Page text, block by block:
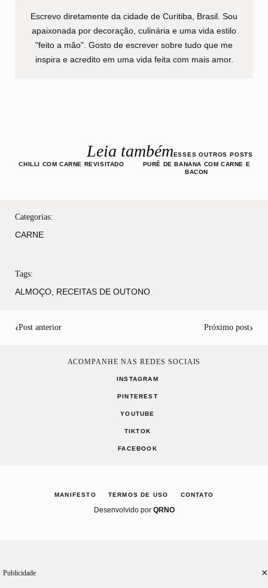
Escrevo diretamente da cidade de Curitiba, Brasil. Sou
apaixonada por decoração, culinária e uma vida estilo
"feito a mão". Gosto de escrever sobre tudo que me
inspira e acredito em uma vida feita com mais amor.
Leia tambémESSES OUTROS POSTS
CHILLI COM CARNE REVISITADO
PURÊ DE BANANA COM CARNE E
BACON
Categorias:
CARNE
Tags:
ALMOÇO RECEITAS DE OUTONO
‹Post anterior Próximo post›
ACOMPANHE NAS REDES SOCIAIS
INSTAGRAM
PINTEREST
YOUTUBE
TIKTOK
FACEBOOK
MANIFESTO TERMOS DE USO CONTATO
Desenvolvido por QRNO
Publicidade ×